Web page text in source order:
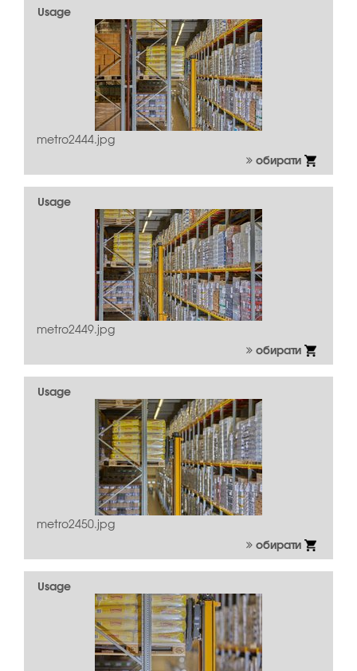
Usage
metro2444.jpg
обирати
Usage
metro2449.jpg
обирати
Usage
metro2450.jpg
обирати
Usage